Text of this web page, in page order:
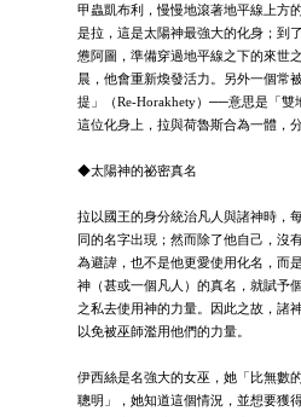
甲蟲凱布利，慢慢地滾著地平線上方
是拉，這是太陽神最強大的化身；到
憊阿圖，準備穿過地平線之下的來世
晨，他會重新煥發活力。另外一個常
提」（Re-Horakhety）──意思是「
這位化身上，拉與荷魯斯合為一體，
◆太陽神的祕密真名
拉以國王的身分統治凡人與諸神時，
同的名字出現；然而除了他自己，沒
為避諱，也不是他更愛使用化名，而
神（甚或一個凡人）的真名，就賦予
之私去使用神的力量。因此之故，諸
以免被巫師濫用他們的力量。
伊西絲是名強大的女巫，她「比無數
聰明」，她知道這個情況，並想要獲